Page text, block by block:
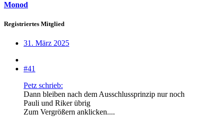
Monod
Registriertes Mitglied
31. März 2025
#41
Petz schrieb:
Dann bleiben nach dem Ausschlussprinzip nur noch
Pauli und Riker übrig
Zum Vergrößern anklicken....